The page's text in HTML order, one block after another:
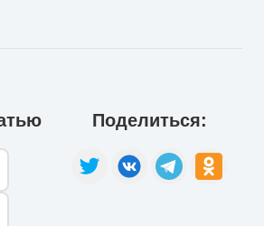
Поделиться: